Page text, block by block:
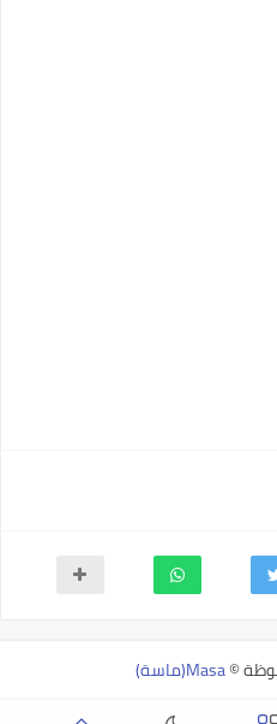
©Masa(ماسة)